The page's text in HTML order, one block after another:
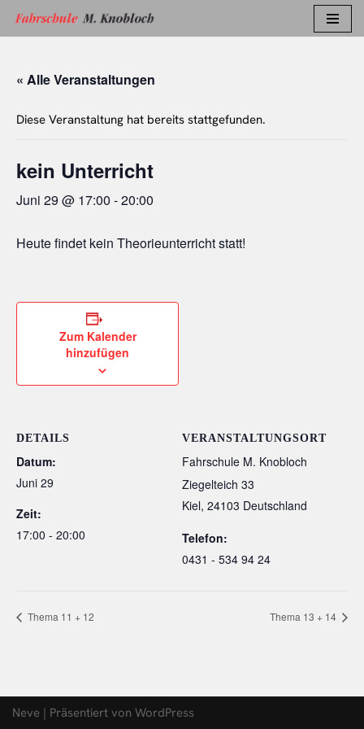
springen
« Alle Veranstaltungen
Diese Veranstaltung hat bereits stattgefunden.
kein Unterricht
Juni 29 @ 17:00 -20:00
Heute findet kein Theorieunterricht statt!
Zum Kalender
hinzufügen
DETAILS
Datum:
Juni 29
Zeit:
17:00 - 20:00
VERANSTALTUNGSORT
Fahrschule M. Knobloch
Ziegelteich 33
Kiel, 24103 Deutschland
Telefon:
0431 - 534 94 24
Thema 11 + 12 Thema 13 + 14
Neve | Präsentiert von WordPress